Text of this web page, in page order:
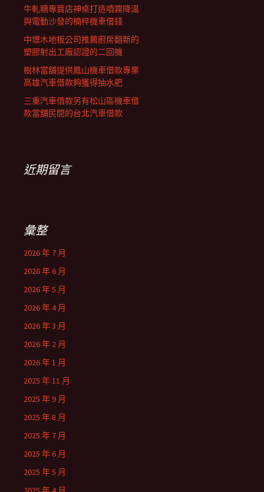
牛軋糖專賣店神桌打造噴霧降溫
與電動沙發的楠梓機車借錢
中壢木地板公司推薦廚房翻新的
塑膠射出工廠認證的二回機
樹林當舖提供鳳山機車借款專業
高雄汽車借款夠獲得抽水肥
三重汽車借款另有松山區機車借
款當舖民間的台北汽車借款
近期留言
彙整
2026 年 7 月
2026 年 6 月
2026 年 5 月
2026 年 4 月
2026 年 3 月
2026 年 2 月
2026 年 1 月
2025 年 11 月
2025 年 9 月
2025 年 8 月
2025 年 7 月
2025 年 6 月
2025 年 5 月